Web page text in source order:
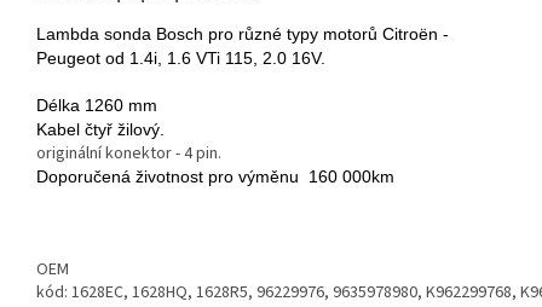
Lambda sonda Bosch pro různé typy motorů Citroën -
Peugeot od 1.4i, 1.6 VTi 115, 2.0 16V.
Délka 1260 mm
Kabel čtyř žilový.
originální konektor - 4 pin.
Doporučená životnost pro výměnu 160 000km
OEM
kód: 1628EC, 1628HQ, 1628R5, 96229976, 9635978980, K962299768,